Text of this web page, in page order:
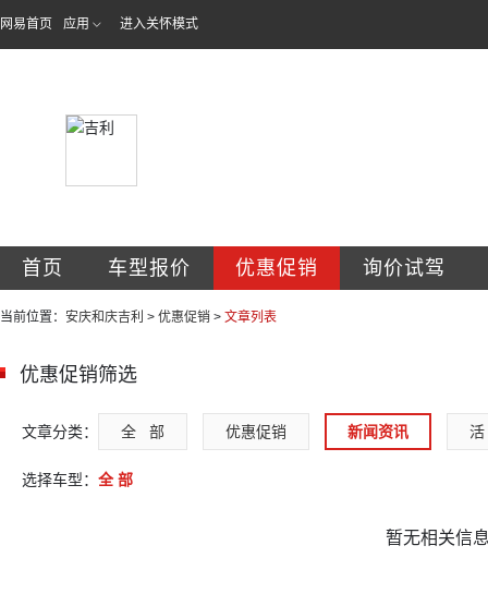
网易首页 应用 进入关怀模式
首页 车型报价 优惠促销 询价试驾
当前位置： 安庆和庆吉利 > 优惠促销 > 文章列表
优惠促销筛选
文章分类： 全   部 优惠促销 新闻资讯 活
选择车型： 全 部
暂无相关信